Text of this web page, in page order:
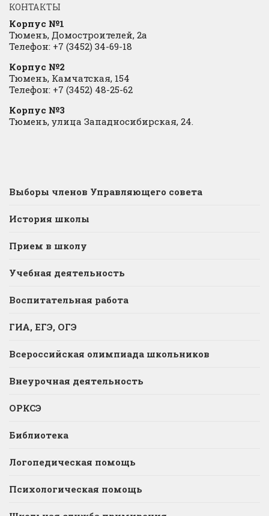
КОНТАКТЫ
Корпус №1
Тюмень, Домостроителей, 2а
Телефон: +7 (3452) 34-69-18
Корпус №2
Тюмень, Камчатская, 154
Телефон: +7 (3452) 48-25-62
Корпус №3
Тюмень, улица Западносибирская, 24.
Выборы членов Управляющего совета
История школы
Прием в школу
Учебная деятельность
Воспитательная работа
ГИА, ЕГЭ, ОГЭ
Всероссийская олимпиада школьников
Внеурочная деятельность
ОРКСЭ
Библиотека
Логопедическая помощь
Психологическая помощь